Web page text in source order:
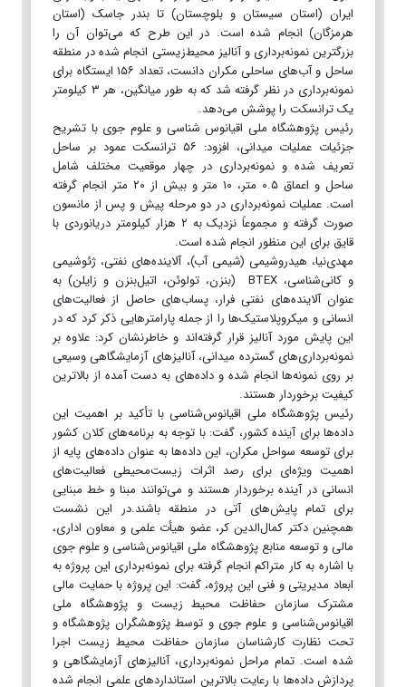
ایران (استان سیستان و بلوچستان) تا بندر جاسک (استان
هرمزگان) انجام شده است. در این طرح که می‌توان آن را
بزرگترین نمونه‌برداری و آنالیز محیط‌زیستی انجام‌ شده در منطقه‌
ساحل و آب‌های ساحلی مکران دانست، تعداد ۱۵۶ ایستگاه برای
نمونه‌برداری در نظر گرفته شد که به طور میانگین، هر ۳ کیلومتر
یک ترانسکت را پوشش می‌دهد.
رئیس پژوهشگاه ملی اقیانوس شناسی و علوم جوی با تشریح
جزئیات عملیات میدانی، افزود: ۵۶ ترانسکت عمود بر ساحل
تعریف شده و نمونه‌برداری در چهار موقعیت مختلف شامل
ساحل و اعماق ۰.۵ متر، ۱۰ متر و بیش از ۲۰ متر انجام گرفته
است. عملیات نمونه‌برداری در دو مرحله پیش و پس از مانسون
صورت گرفته و مجموعاً نزدیک به ۲ هزار کیلومتر دریانوردی با
قایق برای این منظور انجام شده است.
مهدی‌نیا، هیدروشیمی (شیمی آب)، آلاینده‌های نفتی، ژئوشیمی
و کانی‌شناسی، BTEX (بنزن، تولوئن، اتیل‌بنزن و زایلن) به
عنوان آلاینده‌های نفتی فرار، پساب‌های حاصل از فعالیت‌های
انسانی و میکروپلاستیک‌ها را از جمله پارامترهایی ذکر کرد که در
این پایش مورد آنالیز قرار گرفته‌اند و خاطرنشان کرد:‌ علاوه بر
نمونه‌برداری‌های گسترده میدانی، آنالیزهای آزمایشگاهی وسیعی
بر روی نمونه‌ها انجام شده و داده‌های به دست آمده از بالاترین
کیفیت برخوردار هستند.
رئیس پژوهشگاه ملی اقیانوس‌شناسی با تأکید بر اهمیت این
داده‌ها برای آینده کشور، گفت: با توجه به برنامه‌های کلان کشور
برای توسعه سواحل مکران، این داده‌ها به عنوان داده‌های پایه از
اهمیت ویژه‌ای برای رصد اثرات زیست‌محیطی فعالیت‌های
انسانی در آینده برخوردار هستند و می‌توانند مبنا و خط مبنایی
برای تمام پایش‌های آتی در منطقه باشند.در این نشست
همچنین دکتر کمال‌الدین کر، عضو هیأت علمی و معاون اداری،
مالی و توسعه منابع پژوهشگاه ملی اقیانوس‌شناسی و علوم جوی
با اشاره به کار متراکم انجام گرفته برای نمونه‌برداری این پروژه به
ابعاد مدیریتی و فنی این پروژه، گفت: این پروژه با حمایت مالی
مشترک سازمان حفاظت محیط زیست و پژوهشگاه ملی
اقیانوس‌شناسی و علوم جوی و توسط پژوهشگران پژوهشگاه و
تحت نظارت کارشناسان سازمان حفاظت محیط زیست اجرا
شده است. تمام مراحل نمونه‌برداری، آنالیزهای آزمایشگاهی و
پردازش داده‌ها با رعایت بالاترین استانداردهای علمی انجام شده